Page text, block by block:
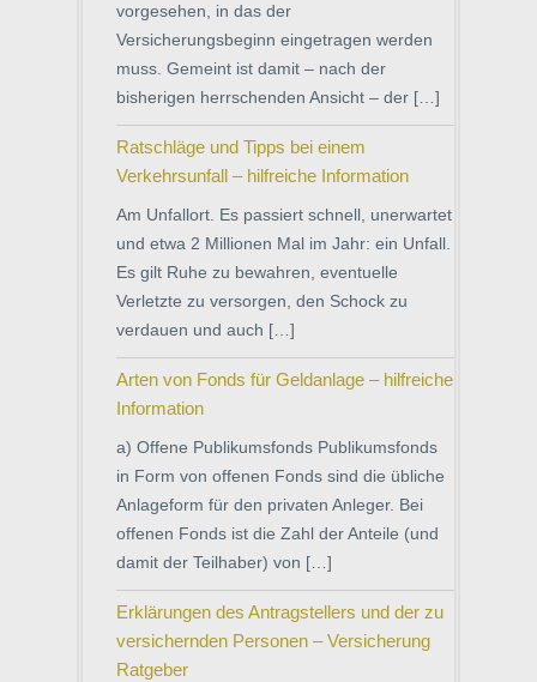
vorgesehen, in das der
Versicherungsbeginn eingetragen werden
muss. Gemeint ist damit – nach der
bisherigen herrschenden Ansicht – der […]
Ratschläge und Tipps bei einem
Verkehrsunfall – hilfreiche Information
Am Unfallort. Es passiert schnell, unerwartet
und etwa 2 Millionen Mal im Jahr: ein Unfall.
Es gilt Ruhe zu bewahren, eventuelle
Verletzte zu versorgen, den Schock zu
verdauen und auch […]
Arten von Fonds für Geldanlage – hilfreiche
Information
a) Offene Publikumsfonds Publikumsfonds
in Form von offenen Fonds sind die übliche
Anlageform für den privaten Anleger. Bei
offenen Fonds ist die Zahl der Anteile (und
damit der Teilhaber) von […]
Erklärungen des Antragstellers und der zu
versichernden Personen – Versicherung
Ratgeber